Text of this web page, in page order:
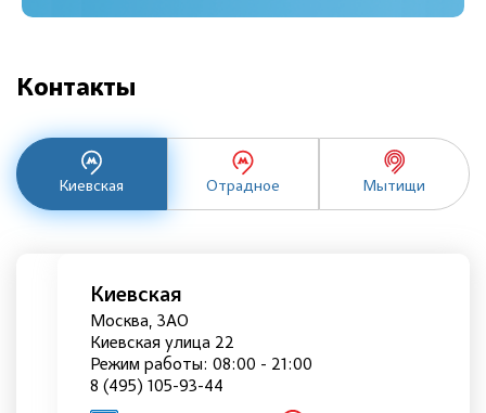
Контакты
Киевская Отрадное Мытищи
Киевская
Москва, ЗАО
Киевская улица 22
Режим работы: 08:00 - 21:00
8 (495) 105-93-44